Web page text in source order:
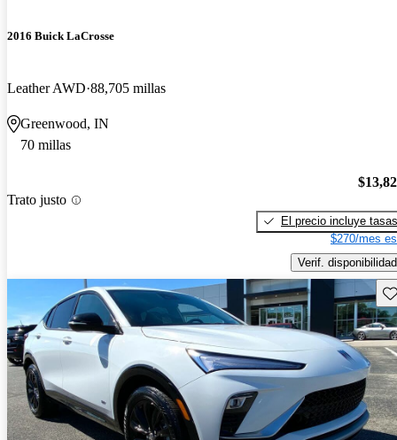
2016 Buick LaCrosse
Leather AWD 88,705 millas
Greenwood, IN
70 millas
Trato justo
El precio incluye tasas
$270/mes
Verif. disponibilidad